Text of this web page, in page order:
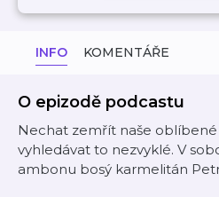
INFO KOMENTÁŘE
O epizodě podcastu
Nechat zemřít naše
vyhledávat to nezvyklé. V
ambonu bosý karmelitán